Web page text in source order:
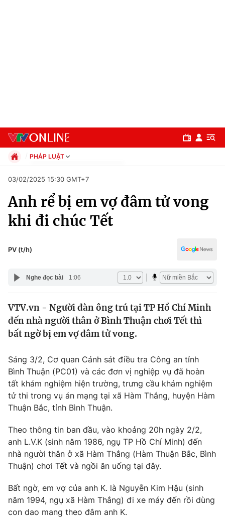
Chuyên mục
Chính trị
Y tế
Tin tức
Thế giới đó đây
Câu chuyện quốc tế
Kinh tế
Tài chính
Thị trường
Góc doanh nghiệp
Dữ liệu và đời sống
Truyền hình
Phim VTV
Hậu trường
Nhân vật
Khán giả
Giải trí
Điện ảnh
Âm nhạc
Đời sống
Du lịch
Giáo dục
PHÁP LUẬT
Xã hội
Pháp luật
Thể thao
Đời sống
Giáo dục
03/02/2025 15:30 GMT+7
Anh rể bị em vợ đâm tử vong
khi đi chúc Tết
PV (t/h)
Nghe đọc bài 1:06
VTV.vn - Người đàn ông trú tại TP Hồ Chí Minh
đến nhà người thân ở Bình Thuận chơi Tết thì
bất ngờ bị em vợ đâm tử vong.
Sáng 3/2, Cơ quan Cảnh sát điều tra Công an tỉnh
Bình Thuận (PC01) và các đơn vị nghiệp vụ đã hoàn
tất khám nghiệm hiện trường, trưng cầu khám nghiệm
tử thi trong vụ án mạng tại xã Hàm Thắng, huyện Hàm
Thuận Bắc, tỉnh Bình Thuận.
Theo thông tin ban đầu, vào khoảng 20h ngày 2/2,
anh L.V.K (sinh năm 1986, ngụ TP Hồ Chí Minh) đến
nhà người thân ở xã Hàm Thắng (Hàm Thuận Bắc, Bình
Thuận) chơi Tết và ngồi ăn uống tại đây.
Bất ngờ, em vợ của anh K. là Nguyễn Kim Hậu (sinh
năm 1994, ngụ xã Hàm Thắng) đi xe máy đến rồi dùng
con dao mang theo đâm anh K.